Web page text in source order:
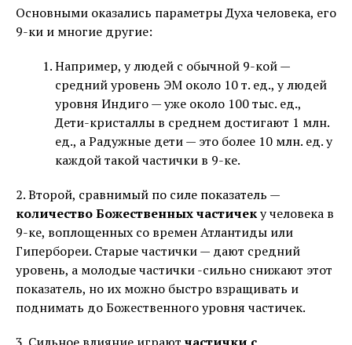
Основными оказались параметры Духа человека, его
9-ки и многие другие:
Например, у людей с обычной 9-кой —
средний уровень ЭМ около 10 т. ед., у людей
уровня Индиго — уже около 100 тыс. ед.,
Дети-кристаллы в среднем достигают 1 млн.
ед., а Радужные дети — это более 10 млн. ед. у
каждой такой частички в 9-ке.
2. Второй, сравнимый по силе показатель —
количество Божественных частичеку человека в
9-ке, воплощенных со времен Атлантиды или
Гипербореи. Старые частички — дают средний
уровень, а молодые частички -сильно снижают этот
показатель, но их можно быстро взращивать и
поднимать до Божественного уровня частичек.